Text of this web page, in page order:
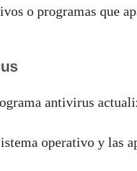
o programas que
antivirus
operativo y las